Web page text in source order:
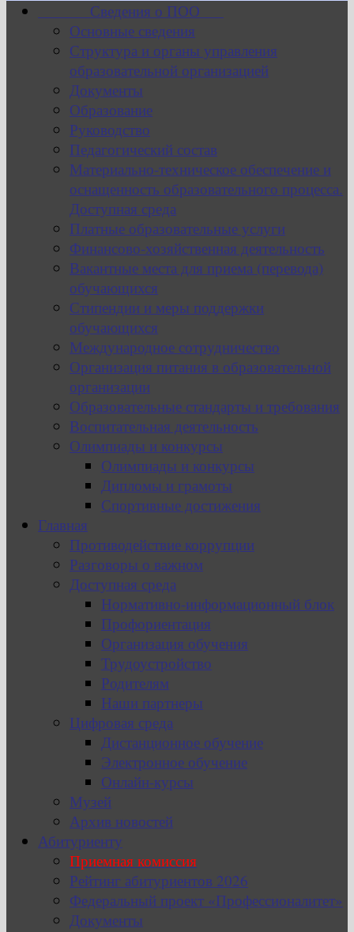
Сведения о ПОО
Основные сведения
Структура и органы управления
образовательной организацией
Документы
Образование
Руководство
Педагогический состав
Материально-техническое обеспечение и
оснащенность образовательного процесса.
Доступная среда
Платные образовательные услуги
Финансово-хозяйственная деятельность
Вакантные места для приема (перевода)
обучающихся
Стипендии и меры поддержки
обучающихся
Международное сотрудничество
Организация питания в образовательной
организации
Образовательные стандарты и требования
Воспитательная деятельность
Олимпиады и конкурсы
Олимпиады и конкурсы
Дипломы и грамоты
Спортивные достижения
Главная
Противодействие коррупции
Разговоры о важном
Доступная среда
Нормативно-информационный блок
Профориентация
Организация обучения
Трудоустройство
Родителям
Наши партнеры
Цифровая среда
Дистанционное обучение
Электронное обучение
Онлайн-курсы
Музей
Архив новостей
Абитуриенту
Приемная комиссия
Рейтинг абитуриентов 2026
Федеральный проект «Профессионалитет»
Документы